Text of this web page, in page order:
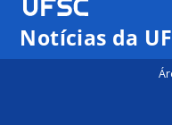
Notícias da